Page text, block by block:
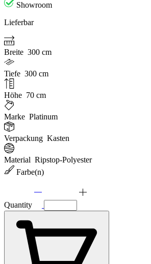
Showroom
Lieferbar
Breite 300 cm
Tiefe 300 cm
Höhe 70 cm
Marke Platinum
Verpackung Kasten
Material Ripstop-Polyester
Farbe(n)
Quantity